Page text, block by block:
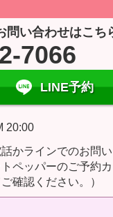
問い合わせはこち
7066
LINE予約
20:00
かラインでのお問い
ペッパーのご予約カ
確認ください。）